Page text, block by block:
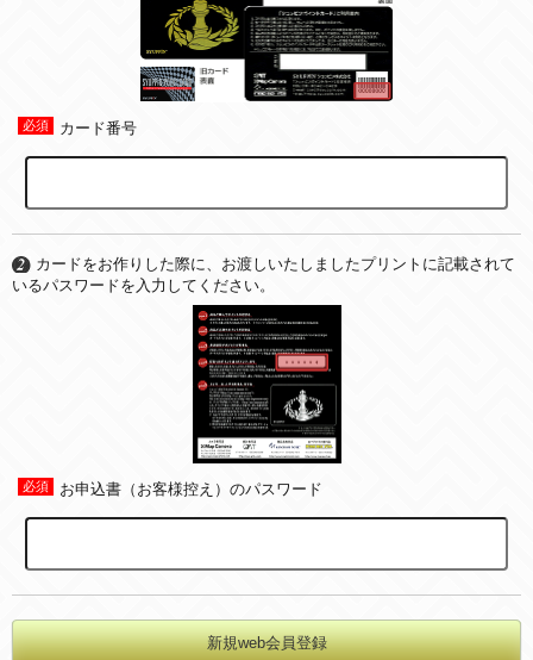
カード番号
カードをお作りした際に、お渡しいたしましたプリントに記載されて
いるパスワードを入力してください。
お申込書（お客様控え）のパスワード